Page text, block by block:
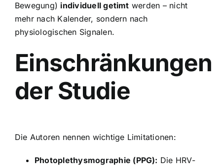
Bewegung) individuell getimt werden – nicht
mehr nach Kalender, sondern nach
physiologischen Signalen.
Einschränkungen
der Studie
Die Autoren nennen wichtige Limitationen:
Photoplethysmographie (PPG): Die HRV-